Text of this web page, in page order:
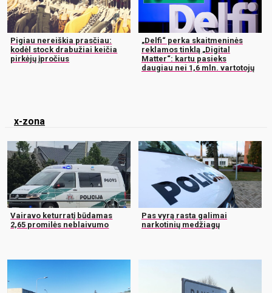
Pigiau nereiškia prasčiau:
kodėl stock drabužiai keičia
pirkėjų įpročius
„Delfi“ perka skaitmeninės
reklamos tinklą „Digital
Matter“: kartu pasieks
daugiau nei 1,6 mln. vartotojų
x-zona
Vairavo keturratį būdamas
2,65 promilės neblaivumo
Pas vyrą rasta galimai
narkotinių medžiagų